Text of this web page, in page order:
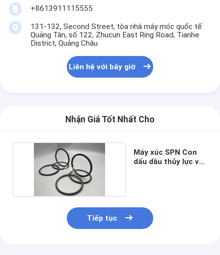
+8613911115555
131-132, Second Street, tòa nhà máy móc quốc tế
Quảng Tân, số 122, Zhucun East Ring Road, Tianhe
District, Quảng Châu
Liên hệ với bây giờ
Nhận Giá Tốt Nhất Cho
Máy xúc SPN Con
dấu dầu thủy lực với
Tiếp tục